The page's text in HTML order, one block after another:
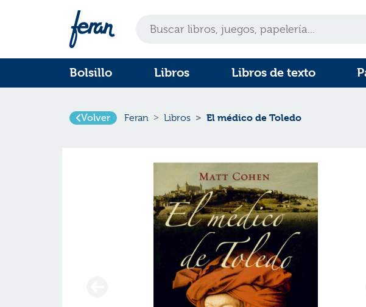
Bolsillo Libros Libros de texto
Volver Feran Libros El médico de Toledo